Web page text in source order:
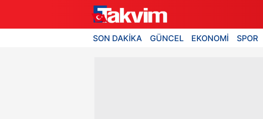
SON DAKİKA GÜNCEL EKONOMİ SPOR